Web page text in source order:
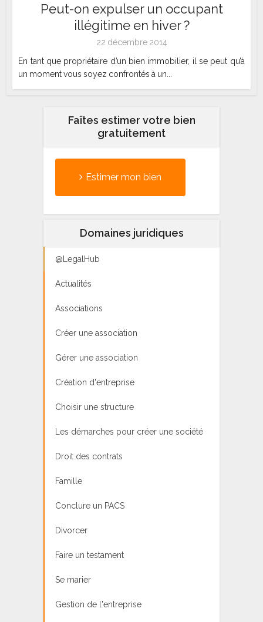
Peut-on expulser un occupant
illégitime en hiver ?
22 décembre 2014
En tant que propriétaire d’un bien immobilier, il se peut qu’à
un moment vous soyez confrontés à un...
Faîtes estimer votre bien
gratuitement
Estimer mon bien
Domaines juridiques
@LegalHub
Actualités
Associations
Créer une association
Gérer une association
Création d'entreprise
Choisir une structure
Les démarches pour créer une société
Droit des contrats
Famille
Conclure un PACS
Divorcer
Faire un testament
Se marier
Gestion de l'entreprise